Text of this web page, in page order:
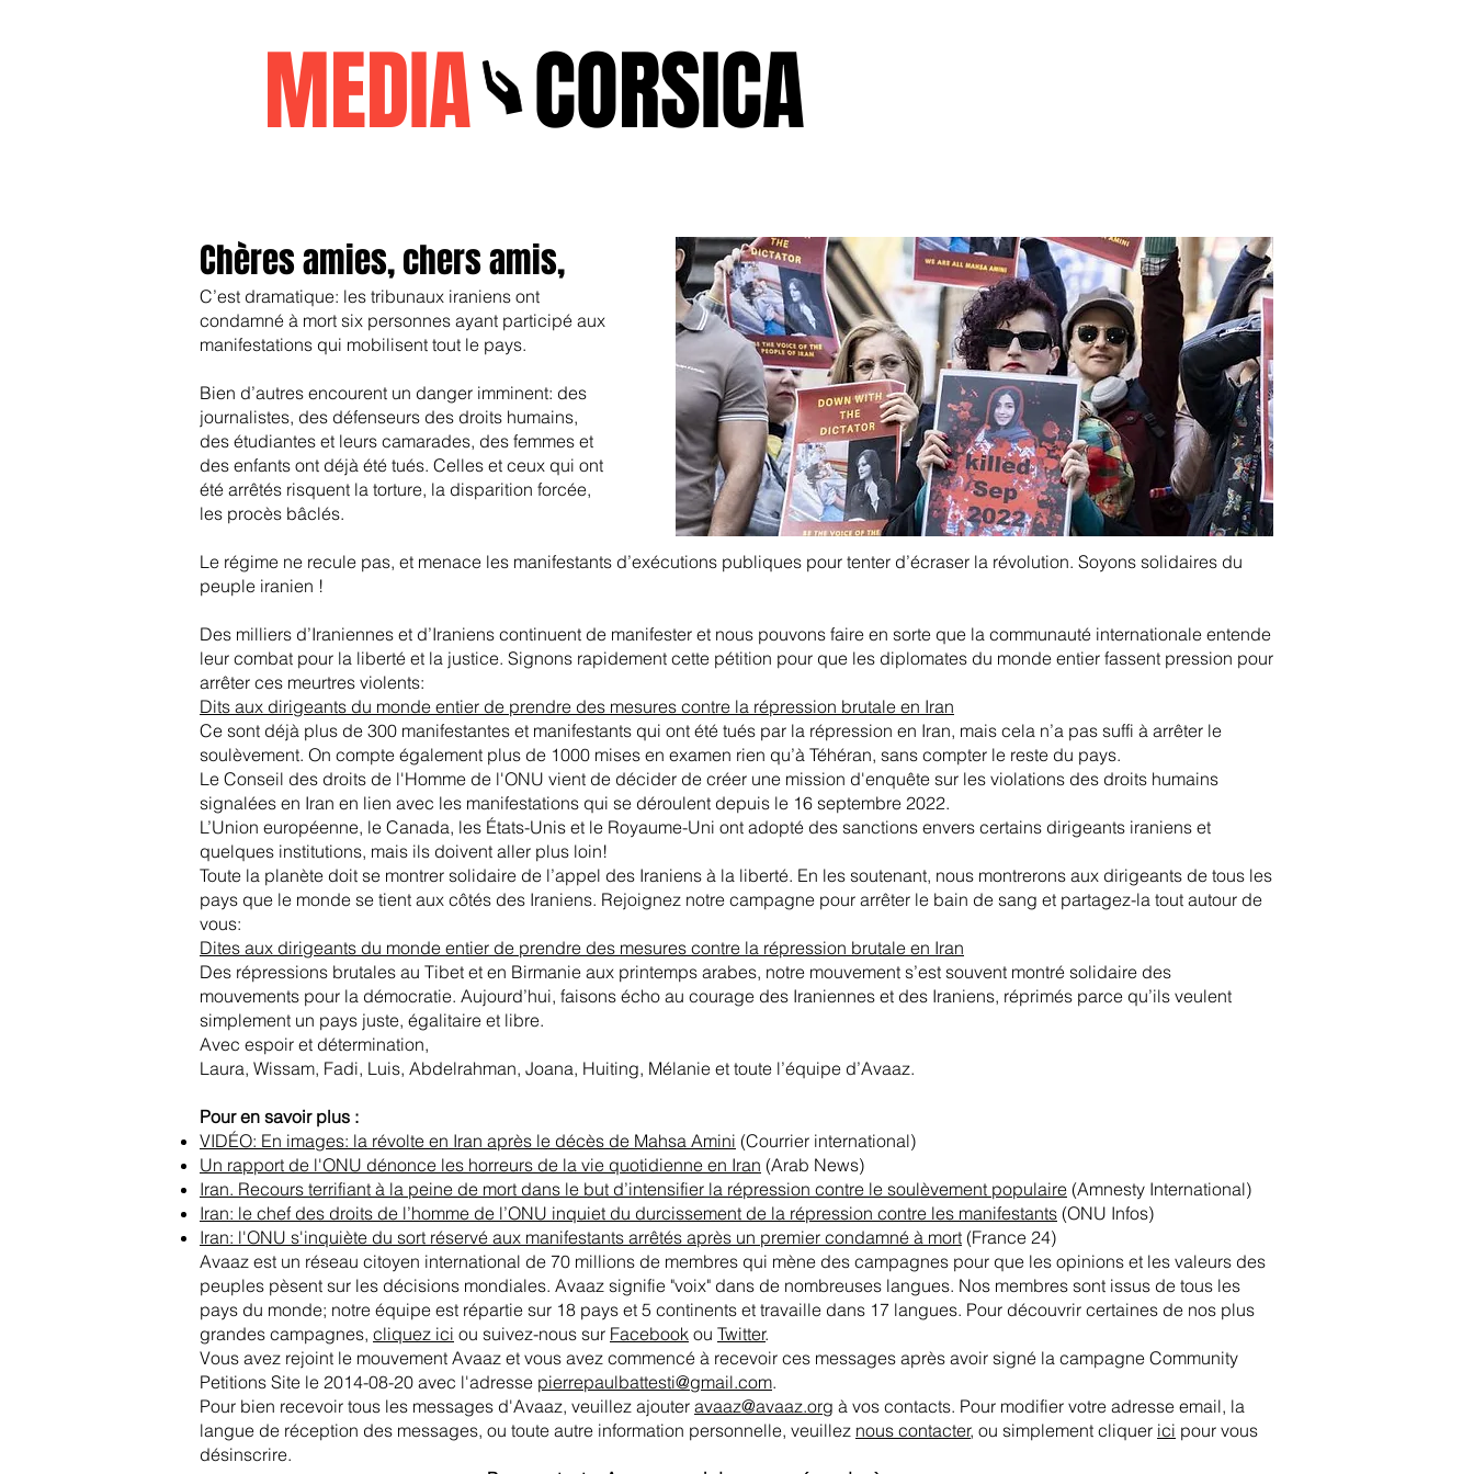
MEDIACORSICA
Chères amies, chers amis,
C’est dramatique: les tribunaux iraniens ont
condamné à mort six personnes ayant participé aux
manifestations qui mobilisent tout le pays.
Bien d’autres encourent un danger imminent: des
journalistes, des défenseurs des droits humains,
des étudiantes et leurs camarades, des femmes et
des enfants ont déjà été tués. Celles et ceux qui ont
été arrêtés risquent la torture, la disparition forcée,
les procès bâclés.
Le régime ne recule pas, et menace les manifestants d’exécutions publiques pour tenter d’écraser la révolution. Soyons solidaires du
peuple iranien !
Des milliers d’Iraniennes et d’Iraniens continuent de manifester et nous pouvons faire en sorte que la communauté internationale entende
leur combat pour la liberté et la justice. Signons rapidement cette pétition pour que les diplomates du monde entier fassent pression pour
arrêter ces meurtres violents:
Dits aux dirigeants du monde entier de prendre des mesures contre la répression brutale en Iran
Ce sont déjà plus de 300 manifestantes et manifestants qui ont été tués par la répression en Iran, mais cela n’a pas suffi à arrêter le
soulèvement. On compte également plus de 1000 mises en examen rien qu’à Téhéran, sans compter le reste du pays.
Le Conseil des droits de l'Homme de l'ONU vient de décider de créer une mission d'enquête sur les violations des droits humains
signalées en Iran en lien avec les manifestations qui se déroulent depuis le 16 septembre 2022.
L’Union européenne, le Canada, les États-Unis et le Royaume-Uni ont adopté des sanctions envers certains dirigeants iraniens et
quelques institutions, mais ils doivent aller plus loin!
Toute la planète doit se montrer solidaire de l’appel des Iraniens à la liberté. En les soutenant, nous montrerons aux dirigeants de tous les
pays que le monde se tient aux côtés des Iraniens. Rejoignez notre campagne pour arrêter le bain de sang et partagez-la tout autour de
vous:
Dites aux dirigeants du monde entier de prendre des mesures contre la répression brutale en Iran
Des répressions brutales au Tibet et en Birmanie aux printemps arabes, notre mouvement s’est souvent montré solidaire des
mouvements pour la démocratie. Aujourd’hui, faisons écho au courage des Iraniennes et des Iraniens, réprimés parce qu’ils veulent
simplement un pays juste, égalitaire et libre.
Avec espoir et détermination,
Laura, Wissam, Fadi, Luis, Abdelrahman, Joana, Huiting, Mélanie et toute l’équipe d’Avaaz.
Pour en savoir plus :
VIDÉO: En images: la révolte en Iran après le décès de Mahsa Amini (Courrier international)
Un rapport de l'ONU dénonce les horreurs de la vie quotidienne en Iran (Arab News)
Iran. Recours terrifiant à la peine de mort dans le but d’intensifier la répression contre le soulèvement populaire (Amnesty International)
Iran: le chef des droits de l’homme de l’ONU inquiet du durcissement de la répression contre les manifestants (ONU Infos)
Iran: l'ONU s'inquiète du sort réservé aux manifestants arrêtés après un premier condamné à mort (France 24)
Avaaz est un réseau citoyen international de 70 millions de membres qui mène des campagnes pour que les opinions et les valeurs des
peuples pèsent sur les décisions mondiales. Avaaz signifie "voix" dans de nombreuses langues. Nos membres sont issus de tous les
pays du monde; notre équipe est répartie sur 18 pays et 5 continents et travaille dans 17 langues. Pour découvrir certaines de nos plus
grandes campagnes, cliquez ici ou suivez-nous sur Facebook ou Twitter.
Vous avez rejoint le mouvement Avaaz et vous avez commencé à recevoir ces messages après avoir signé la campagne Community
Petitions Site le 2014-08-20 avec l'adresse pierrepaulbattesti@gmail.com.
Pour bien recevoir tous les messages d'Avaaz, veuillez ajouter avaaz@avaaz.org à vos contacts. Pour modifier votre adresse email, la
langue de réception des messages, ou toute autre information personnelle, veuillez nous contacter, ou simplement cliquer ici pour vous
désinscrire.